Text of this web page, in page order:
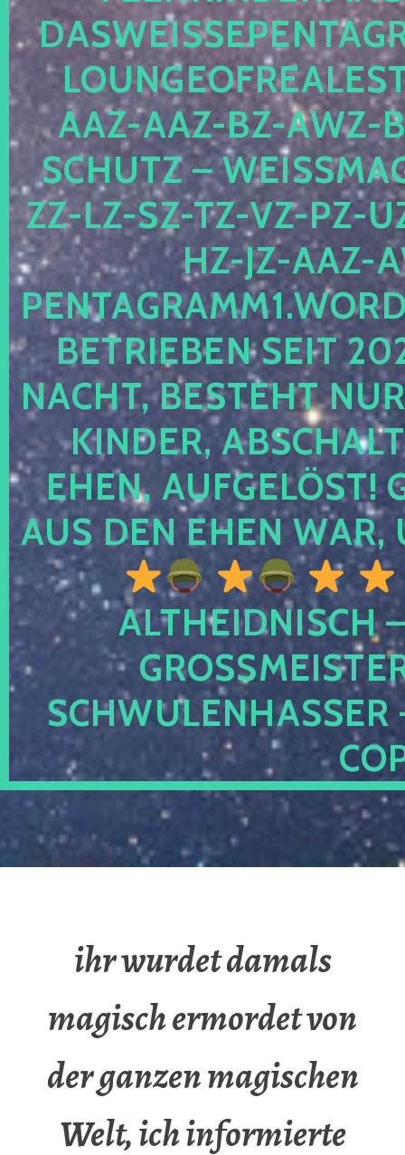
AZ-AAZ-BZ-AWZ-
CHUTZ –
-LZ-SZ-TZ-VZ-PZ-UZ-
-JZ-AAZ-
TRIEBEN SEIT 2024
CHT, BESTEHT NUR
NDER,
EN, AUFGELÖST!
S DEN EHEN WAR,
ALTHEIDNISCH
CHWULENHASSER
ihr wurdet damals
magisch ermordet von
der ganzen magischen
Welt, ich informierte